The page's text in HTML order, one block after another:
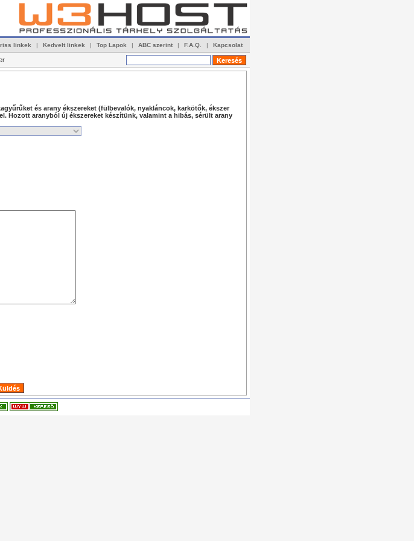
linkek | Kedvelt linkek | Top Lapok | ABC szerint | F.A.Q. | Kapcsolat
és arany ékszereket (fülbevalók, nyakláncok, karkötők, ékszer
Hozott aranyból új ékszereket készítünk, valamint a hibás, sérült arany